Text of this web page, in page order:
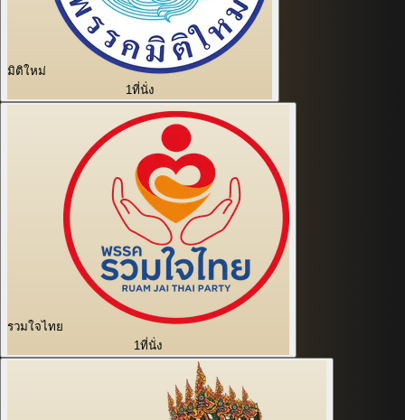
มิติใหม่
1ที่นั่ง
รวมใจไทย
1ที่นั่ง